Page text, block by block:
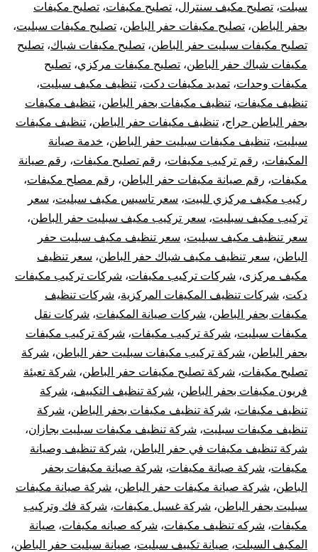
سبلت، تصليح مكيف سنترال، تصليح مكيفات، تصليح مكيفات
بحفر الباطن، تصليح مكيفات حفر الباطن، تصليح مكيفات سبليت،
تصليح مكيفات سبليت حفر الباطن، تصليح مكيفات شباك، تصليح
مكيفات شباك حفر الباطن، تصليح مكيفات مركزي، تصليح
مكيفات وحدات، تمديد مكيفات دكت، تنظيف مكيف سبليت،
تنظيف مكيفات، تنظيف مكيفات بحفر الباطن، تنظيف مكيفات
بحفر الباطن حراج، تنظيف مكيفات حفر الباطن، تنظيف مكيفات
سبليت، تنظيف مكيفات سبليت حفر الباطن، خدمة صيانة
المكيفات، رقم تركيب مكيفات، رقم تصليح مكيفات، رقم صيانة
مكيفات، رقم صيانة مكيفات حفر الباطن، رقم مصلح مكيفات،
ركيب مكيف مركزي للبيت، سعر تاسيس مكيف سبليت، سعر
تركيب مكيف سبليت، سعر تركيب مكيف سبليت حفر الباطن،
سعر تنظيف مكيف سبليت، سعر تنظيف مكيف سبليت حفر
الباطن، سعر تنظيف مكيف شباك حفر الباطن، سعر تنظيف
مكيف مركزى، شركات تركيب مكيفات، شركات تركيب مكيفات
دكت، شركات تنظيف المكيفات المركزية، شركات تنظيف
مكيفات بحفر الباطن، شركات صيانة المكيفات، شركات نقل
مكيفات سبليت، شركة تركيب مكيفات، شركة تركيب مكيفات
بحفر الباطن، شركة تركيب مكيفات سبليت حفر الباطن، شركة
تصليح مكيفات، شركة تصليح مكيفات حفر الباطن، شركة تعبئة
فريون مكيفات بحفر الباطن، شركة تنظيف التكييف، شركة
تنظيف مكيفات، شركة تنظيف مكيفات بحفر الباطن، شركة
تنظيف مكيفات سبليت، شركة تنظيف مكيفات سبليت بجازان،
شركة تنظيف مكيفات في حفر الباطن، شركة تنظيف وصيانة
مكيفات، شركة صيانة مكيفات، شركة صيانة مكيفات بحفر
الباطن، شركة صيانة مكيفات حفر الباطن، شركة صيانة مكيفات
سبليت بحفر الباطن، شركة غسيل مكيفات، شركة فك وتركيب
مكيفات، شركه تنظيف مكيفات، شركه صيانه مكيفات، صيانة
المكيف السبلت، صيانة تكييف سبليت، صيانة سبليت حفر الباطن،